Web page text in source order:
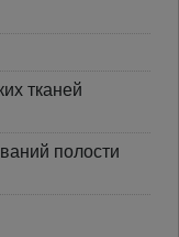
тканей
полости